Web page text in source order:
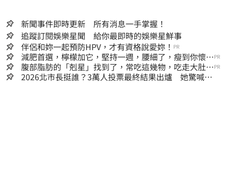
新聞事件即時更新 所有消息一手掌握！
追蹤訂閱娛樂星聞 給你最即時的娛樂星鮮事
伴侶和妳一起預防HPV，才有資格說愛妳！ PR
減肥首選，檸檬加它，堅持一週，腰細了，瘦到你懷疑
人生
PR
腹部脂肪的「剋星」找到了，常吃這幾物，吃走大肚
囊，瘦出小蠻腰
PR
2026北市長挺誰？3萬人投票最終結果出爐 她驚喊：